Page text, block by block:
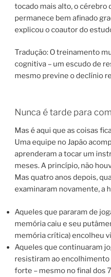
tocado mais alto, o cérebro
permanece bem afinado
explicou o coautor do
Tradução: O treinamento
cognitiva – um escudo de
mesmo previne o declínio
Nunca é tarde para
Mas é aqui que as coisas
Uma equipe no Japão
aprenderam a tocar um
meses. A princípio, não
Mas quatro anos depois,
examinaram novamente, a
Aqueles que pararam de
memória caiu e seu
memória crítica) encolheu
Aqueles que continuaram
resistiram ao
forte – mesmo no final dos